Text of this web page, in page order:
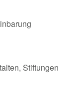
Stiftungen